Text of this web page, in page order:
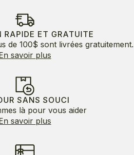
RAPIDE ET GRATUITE
de 100$ sont livrées gratuitement.
savoir plus
SANS SOUCI
là pour vous aider
savoir plus